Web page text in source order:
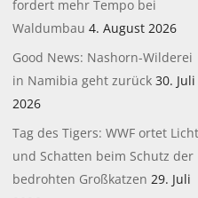
fordert mehr Tempo bei
Waldumbau 4. August 2026
Good News: Nashorn-Wilderei
in Namibia geht zurück 30. Juli
2026
Tag des Tigers: WWF ortet Licht
und Schatten beim Schutz der
bedrohten Großkatzen 29. Juli